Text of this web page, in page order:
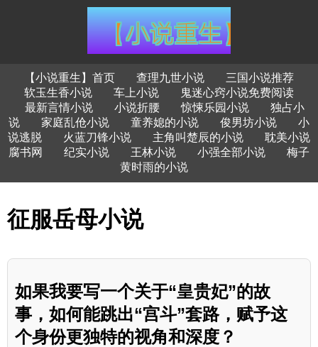
【小说重生】首页 查理九世小说
三国小说推荐
软玉生香小说
车上小说
鬼迷心窍小说免费阅读
最新言情小说
小说折腰 惊悚乐园小说
独占小
说
家庭乱伧小说 童养媳的小说 俊男坊小说
小
说逃脱
火蓝刀锋小说 主角叫楚辰的小说
耽美小说
腐书网
纪实小说 王林小说 小强全部小说
梅子
黄时雨的小说
征服岳母小说
如果我要写一个关于“皇贵妃”的故
事，如何能跳出“宫斗”套路，赋予这
个身份更独特的视角和深度？